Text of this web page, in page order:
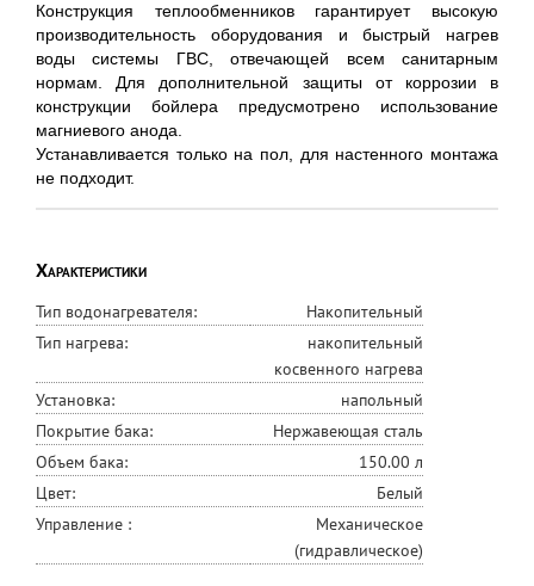
Конструкция теплообменников гарантирует высокую
производительность оборудования и быстрый нагрев
воды системы ГВС, отвечающей всем санитарным
нормам. Для дополнительной защиты от коррозии в
конструкции бойлера предусмотрено использование
магниевого анода.
Устанавливается только на пол, для настенного монтажа
не подходит.
Характеристики
Тип водонагревателя:
Накопительный
Тип нагрева:
накопительный
косвенного нагрева
Установка:
напольный
Покрытие бака:
Нержавеющая сталь
Объем бака:
150.00 л
Цвет:
Белый
Управление :
Механическое
(гидравлическое)